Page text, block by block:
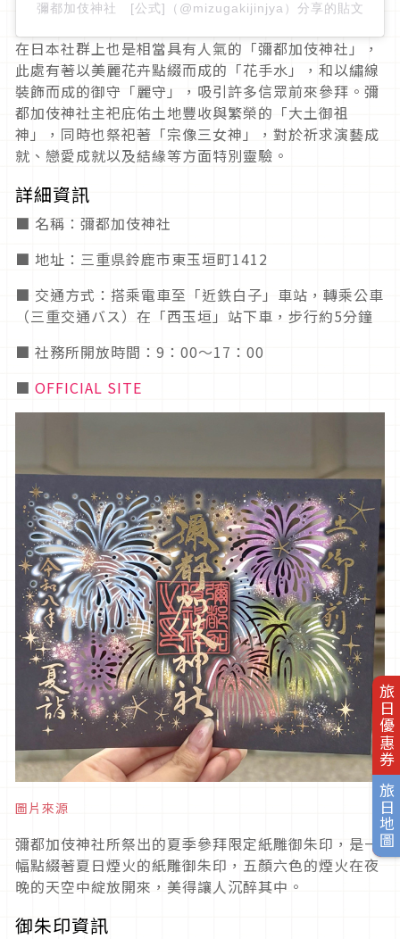
旅日優惠券
旅日地圖
彌都加伎神社 [公式]（@mizugakijinjya）分享的貼文
在日本社群上也是相當具有人氣的「彌都加伎神社」，
此處有著以美麗花卉點綴而成的「花手水」，和以繡線
裝飾而成的御守「麗守」，吸引許多信眾前來參拜。彌
都加伎神社主祀庇佑土地豐收與繁榮的「大土御祖
神」，同時也祭祀著「宗像三女神」，對於祈求演藝成
就、戀愛成就以及結緣等方面特別靈驗。
詳細資訊
■ 名稱：彌都加伎神社
■ 地址：三重県鈴鹿市東玉垣町1412
■ 交通方式：搭乘電車至「近鉄白子」車站，轉乘公車
（三重交通バス）在「西玉垣」站下車，步行約5分鐘
■ 社務所開放時間：9：00～17：00
■ OFFICIAL SITE
圖片來源
彌都加伎神社所祭出的夏季參拜限定紙雕御朱印，是一
幅點綴著夏日煙火的紙雕御朱印，五顏六色的煙火在夜
晚的天空中綻放開來，美得讓人沉醉其中。
御朱印資訊